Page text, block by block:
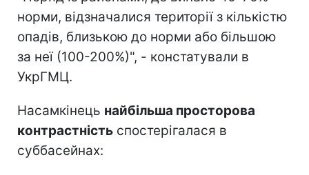
норми, відзначалися території з кількістю
опадів, близькою до норми або більшою
за неї (100-200%)", - констатували в
УкрГМЦ.
Насамкінець найбільша просторова
контрастність спостерігалася в
суббасейнах: